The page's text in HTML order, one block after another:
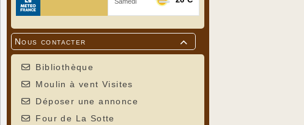

Nous contacter
Bibliothèque
Moulin à vent Visites
Déposer une annonce
Four de La Sotte